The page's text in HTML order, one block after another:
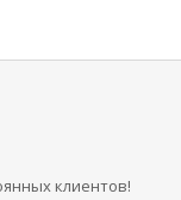
клиентов!